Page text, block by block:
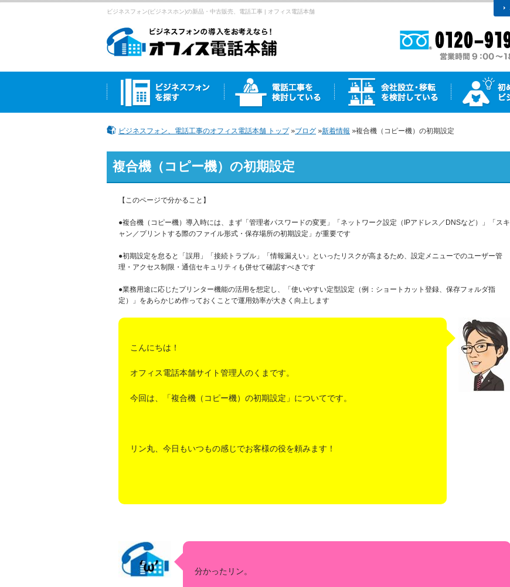
ビジネスフォン(ビジネスホン)の新品・中古販売、電話工事 | オフィス電話本舗
ビジネスフォン、電話工事のオフィス電話本舗 トップ ブログ 新着情報 複合機（コピー機）の初期設定
複合機（コピー機）の初期設定
【このページで分かること】
●複合機（コピー機）導入時には、まず「管理者パスワードの変更」「ネットワーク設定（IPアドレス／DNSなど）」「スキ
ャン／プリントする際のファイル形式・保存場所の初期設定」が重要です
●初期設定を怠ると「誤用」「接続トラブル」「情報漏えい」といったリスクが高まるため、設定メニューでのユーザー管
理・アクセス制限・通信セキュリティも併せて確認すべきです
●業務用途に応じたプリンター機能の活用を想定し、「使いやすい定型設定（例：ショートカット登録、保存フォルダ指
定）」をあらかじめ作っておくことで運用効率が大きく向上します
こんにちは！
オフィス電話本舗サイト管理人のくまです。
今回は、「複合機（コピー機）の初期設定」についてです。
リン丸、今日もいつもの感じでお客様の役を頼みます！
分かったリン。